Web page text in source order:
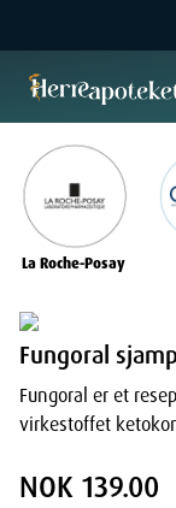
La Roche-Posay
Fungoral
Fungoral er et
virkestoffet
NOK 139.00